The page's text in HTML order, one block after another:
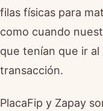
filas físicas para
como cuando
que tenían que ir
transacción.
PlacaFip y Zapay